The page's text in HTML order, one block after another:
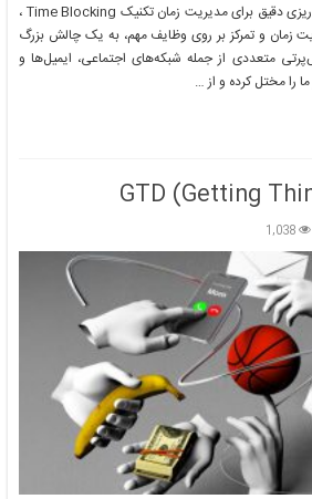
تکنیک Time Blocking: برنامه‌ریزی دقیق برای مدیریت زمان تکنیک Time Blocking ،
زمان و تمرکز بر روی وظایف مهم، به یک چالش بزرگ
متعددی از جمله شبکه‌های اجتماعی، ایمیل‌ها و
را مختل کرده و از …
1,038